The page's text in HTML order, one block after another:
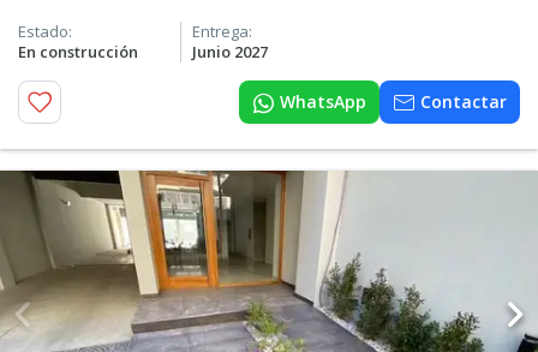
Estado:
En construcción
Entrega:
Junio 2027
WhatsApp Contactar